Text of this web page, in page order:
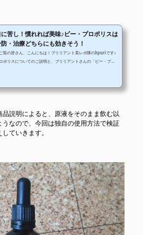
に苦し！慣れれば美味♪ビー・プロポリスは
・治療どちらにも効きそう！
覧の皆さん、こんにちは！ブリリアント美レポ隊のhpuriです♪
ポリスについてのご説明と、ブリリアントさんの「ビー・プロ
んだのは濃縮リキッドタイプ。液体タイプのことですね。スプ
す...説明によると、原液をそのまま飲む以
なので、今回は独自の使用方法で検証
ていきます。